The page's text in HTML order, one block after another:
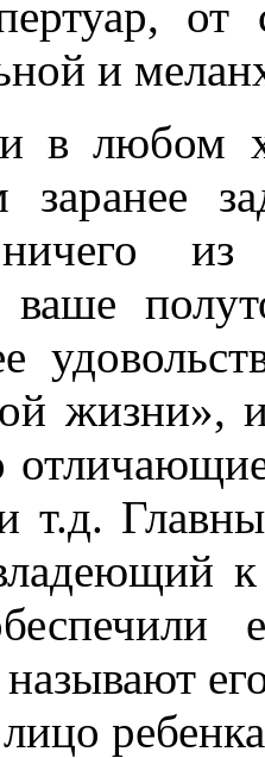
и
в любом
заранее
ничего
ваше
жизни»,
т.д.